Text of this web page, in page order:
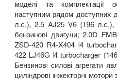
моделі та комплектації
наступним рядом доступних
л.с.), 2.5 AJ25 V6 (196 л.с.),
бензинові двигуни; 2.0D
ZSD-420 R4-X404 l4
422 LJ46G l4turbocharger
Бензинові силові агрегати
циліндрові інжекторні